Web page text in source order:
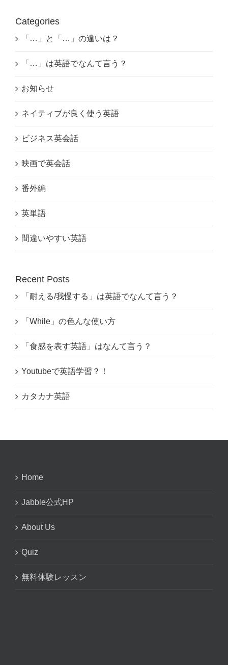
Categories
「…」と「…」の違いは？
「…」は英語でなんて言う？
お知らせ
ネイティブが良く使う英語
ビジネス英会話
映画で英会話
番外編
英単語
間違いやすい英語
Recent Posts
「耐える/我慢する」は英語でなんて言う？
「While」の色んな使い方
「食感を表す英語」はなんて言う？
Youtubeで英語学習？！
カタカナ英語
Home
Jabble公式HP
About Us
Quiz
無料体験レッスン